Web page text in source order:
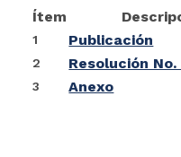
Ítem
1 Publicación
2 Resolución
3 Anexo